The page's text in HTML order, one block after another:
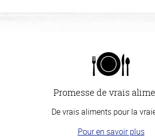
Promesse de vrais
De vrais aliments pour la
Pour en savoir plus